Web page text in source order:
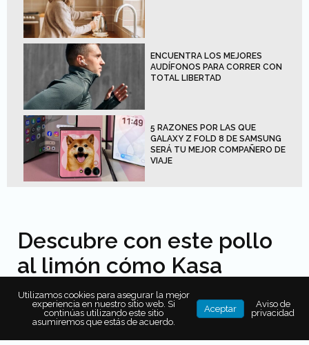
ENCUENTRA LOS MEJORES
AUDÍFONOS PARA CORRER CON
TOTAL LIBERTAD
5 RAZONES POR LAS QUE
GALAXY Z FOLD 8 DE SAMSUNG
SERÁ TU MEJOR COMPAÑERO DE
VIAJE
Descubre con este pollo
al limón cómo Kasa
Koblenz transforma tu día
a día
Utilizamos cookies para asegurar la mejor
experiencia en nuestro sitio web. Si
continúas utilizando este sitio
asumiremos que estás de acuerdo.
Aceptar
Aviso de
privacidad